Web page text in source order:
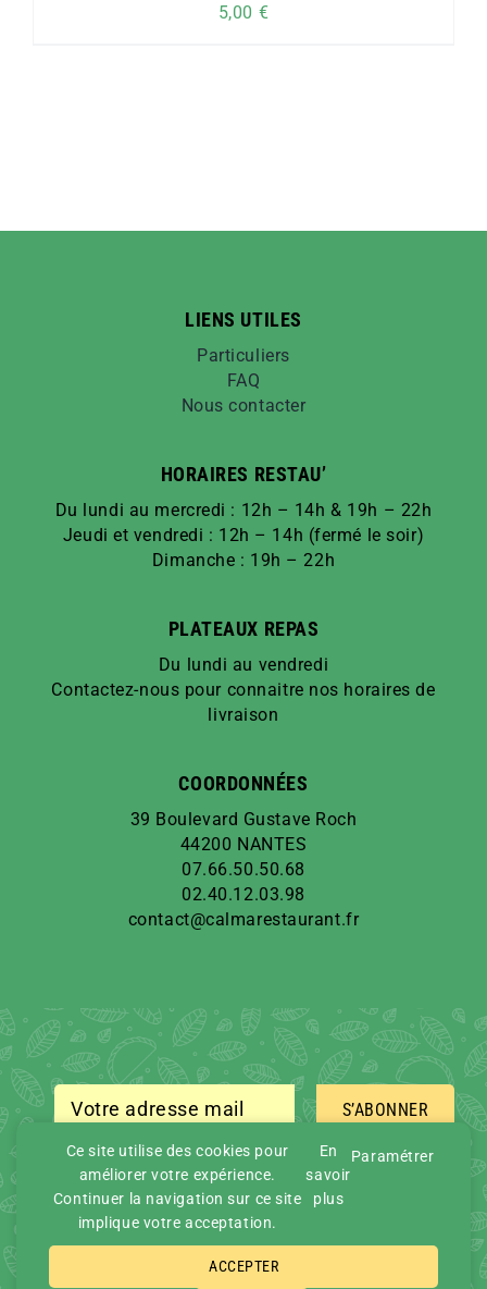
5,00 €
LIENS UTILES
Particuliers
FAQ
Nous contacter
HORAIRES RESTAU’
Du lundi au mercredi : 12h – 14h & 19h – 22h
Jeudi et vendredi : 12h – 14h (fermé le soir)
Dimanche : 19h – 22h
PLATEAUX REPAS
Du lundi au vendredi
Contactez-nous pour connaitre nos horaires de
livraison
COORDONNÉES
39 Boulevard Gustave Roch
44200 NANTES
07.66.50.50.68
02.40.12.03.98
contact@calmarestaurant.fr
S’ABONNER
Ce site utilise des cookies pour
améliorer votre expérience.
Continuer la navigation sur ce site
implique votre acceptation.
En
savoir
plus
Paramétrer
ACCEPTER